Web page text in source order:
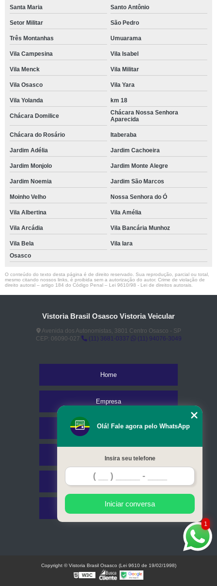
Santa Maria Santo Antônio
Setor Militar São Pedro
Três Montanhas Umuarama
Vila Campesina Vila Isabel
Vila Menck Vila Militar
Vila Osasco Vila Yara
Vila Yolanda km 18
Chácara Domilice
Chácara Nossa Senhora
Aparecida
Chácara do Rosário Itaberaba
Jardim Adélia Jardim Cachoeira
Jardim Monjolo Jardim Monte Alegre
Jardim Noemia Jardim São Marcos
Moinho Velho Nossa Senhora do Ó
Vila Albertina Vila Amélia
Vila Arcádia Vila Bancária Munhoz
Vila Bela
Vila Iara
Osasco
O conteúdo do texto desta página é de direito reservado. Sua reprodução, parcial ou total,
mesmo citando nossos links, é proibida sem a autorização do autor. Crime de violação de
direito autoral – artigo 184 do Código Penal – Lei 9610/98 - Lei de direitos autorais
Vistoria Brasil Osasco Vistoria Veicular
Avenida dos Autonomistas, 3801 Centro Osasco - SP
CEP: 06090-027
(11) 3681-0337 (11) 94076-3049
Home
Empresa
Missão
Serviços
Contato
Mapa do site
1
Olá! Fale agora pelo WhatsApp
Insira seu telefone
Iniciar conversa
Copyright © Vistoria Brasil Osasco (Lei 9610 de 19/02/1998)
W3C